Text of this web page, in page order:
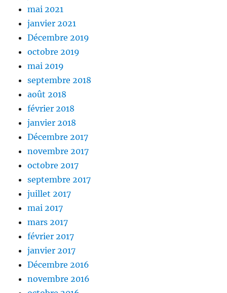
mai 2021
janvier 2021
Décembre 2019
octobre 2019
mai 2019
septembre 2018
août 2018
février 2018
janvier 2018
Décembre 2017
novembre 2017
octobre 2017
septembre 2017
juillet 2017
mai 2017
mars 2017
février 2017
janvier 2017
Décembre 2016
novembre 2016